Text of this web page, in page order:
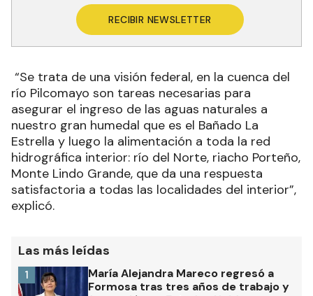
RECIBIR NEWSLETTER
“Se trata de una visión federal, en la cuenca del
río Pilcomayo son tareas necesarias para
asegurar el ingreso de las aguas naturales a
nuestro gran humedal que es el Bañado La
Estrella y luego la alimentación a toda la red
hidrográfica interior: río del Norte, riacho Porteño,
Monte Lindo Grande, que da una respuesta
satisfactoria a todas las localidades del interior”,
explicó.
Las más leídas
María Alejandra Mareco regresó a
Formosa tras tres años de trabajo y
1